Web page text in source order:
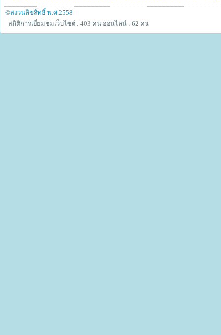
©สงวนลิขสิทธิ์ พ.ศ.2558
สถิติการเยี่ยมชมเว็บไซต์ : 403 คน ออนไลน์ : 62 คน